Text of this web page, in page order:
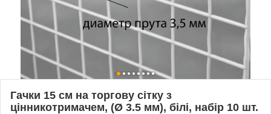
Гачки 15 см на торгову сітку з
цінникотримачем, (Ø 3.5 мм), білі, набір 10 шт.